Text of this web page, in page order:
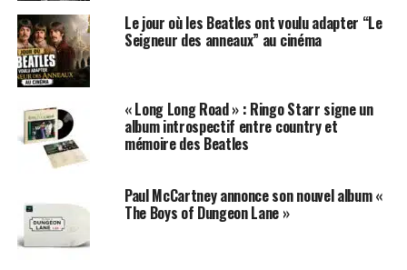
débarque enfin en France ! Pour télécharger l’album
d’Antoine Chance,cliquez ici!
SUJETS ASSOCIÉS:
Le jour où les Beatles ont voulu adapter “Le
Seigneur des anneaux” au cinéma
« Long Long Road » : Ringo Starr signe un
album introspectif entre country et
mémoire des Beatles
Paul McCartney annonce son nouvel album «
The Boys of Dungeon Lane »